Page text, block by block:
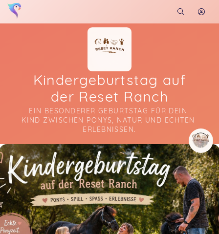
Kindergeburtstag auf
der Reset Ranch
EIN BESONDERER GEBURTSTAG FÜR DEIN
KIND ZWISCHEN PONYS, NATUR UND ECHTEN
ERLEBNISSEN.
Soon you will learn more about me here...